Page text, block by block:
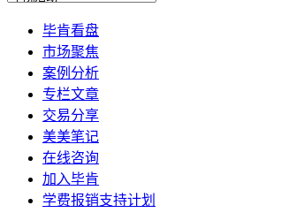
毕肯看盘
市场聚焦
案例分析
专栏文章
交易分享
美美笔记
在线咨询
加入毕肯
学费报销支持计划